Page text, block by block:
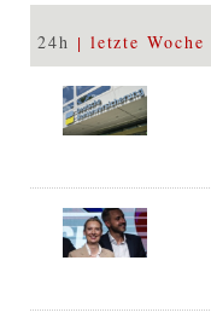
24h letzte Woche